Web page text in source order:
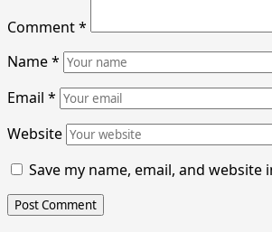
Comment*
Name*
Email *
Website
Save my name, email, and